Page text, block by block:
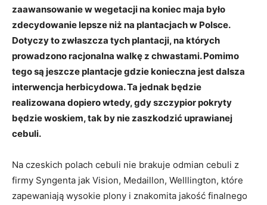
zaawansowanie w wegetacji na koniec maja było
zdecydowanie lepsze niż na plantacjach w Polsce.
Dotyczy to zwłaszcza tych plantacji, na których
prowadzono racjonalna walkę z chwastami. Pomimo
tego są jeszcze plantacje gdzie konieczna jest dalsza
interwencja herbicydowa. Ta jednak będzie
realizowana dopiero wtedy, gdy szczypior pokryty
będzie woskiem, tak by nie zaszkodzić uprawianej
cebuli.
Na czeskich polach cebuli nie brakuje odmian cebuli z
firmy Syngenta jak Vision, Medaillon, Welllington, które
zapewaniają wysokie plony i znakomita jakość finalnego